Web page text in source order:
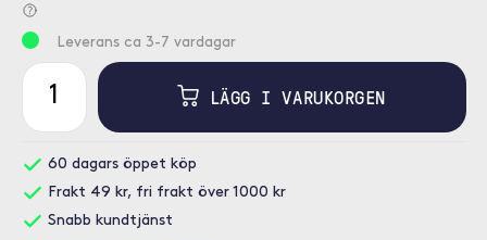
Leverans ca 3-7 vardagar
LÄGG I VARUKORGEN
60 dagars öppet köp
Frakt 49 kr, fri frakt över 1000 kr
Snabb kundtjänst